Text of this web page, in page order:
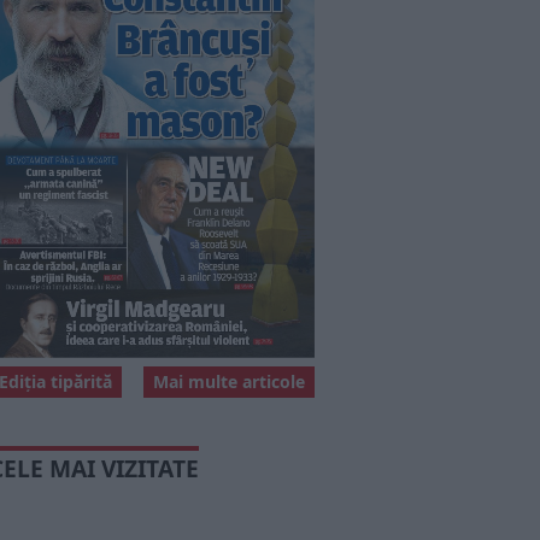
Mai multe articole
Ediția tipărită
MAI VIZITATE